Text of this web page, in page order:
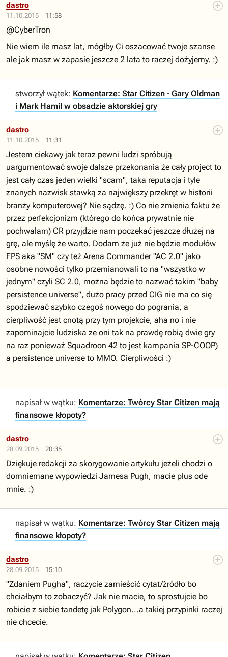
11.10.2015 11:58
dastro
@CyberTron
Nie wiem ile masz lat, mógłby Ci oszacować twoje szanse
ale jak masz w zapasie jeszcze 2 lata to raczej dożyjemy. :)
stworzył wątek: Komentarze: Star Citizen - Gary Oldman
i Mark Hamil w obsadzie aktorskiej gry
11.10.2015 11:31
dastro
Jestem ciekawy jak teraz pewni ludzi spróbują
uargumentować swoje dalsze przekonania że cały project to
jest cały czas jeden wielki "scam", taka reputacja i tyle
znanych nazwisk stawką za największy przekręt w historii
branży komputerowej? Nie sądzę. :) Co nie zmienia faktu że
przez perfekcjonizm (którego do końca prywatnie nie
pochwalam) CR przyjdzie nam poczekać jeszcze dłużej na
grę, ale myślę że warto. Dodam że już nie będzie modułów
FPS aka "SM" czy też Arena Commander "AC 2.0" jako
osobne nowości tylko przemianowali to na "wszystko w
jednym" czyli SC 2.0, można będzie to nazwać takim "baby
persistence universe", dużo pracy przed CIG nie ma co się
spodziewać szybko czegoś nowego do pogrania, a
cierpliwość jest cnotą przy tym projekcie, aha no i nie
zapominajcie ludziska ze oni tak na prawdę robią dwie gry
na raz ponieważ Squadroon 42 to jest kampania SP-COOP)
a persistence universe to MMO. Cierpliwości :)
napisał w wątku: Komentarze: Twórcy Star Citizen mają
finansowe kłopoty?
28.09.2015 20:35
dastro
Dziękuje redakcji za skorygowanie artykułu jeżeli chodzi o
domniemane wypowiedzi Jamesa Pugh, macie plus ode
mnie. :)
napisał w wątku: Komentarze: Twórcy Star Citizen mają
finansowe kłopoty?
28.09.2015 15:10
dastro
"Zdaniem Pugha", raczycie zamieścić cytat/źródło bo
chciałbym to zobaczyć? Jak nie macie, to sprostujcie bo
robicie z siebie tandetę jak Polygon...a takiej przypinki raczej
nie chcecie.